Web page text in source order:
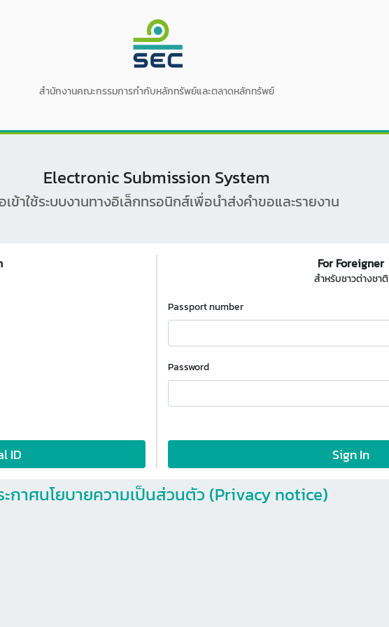
สำนักงานคณะกรรมการกำกับหลักทรัพย์และตลาดหลักทรัพย์
Electronic Submission System
เข้าใช้ระบบงานทางอิเล็กทรอนิกส์เพื่อนำส่งคำขอและรายงาน
ID
For Foreigner
สำหรับชาวต่างชาติ
Passport number
Password
Sign In
ะกาศนโยบายความเป็นส่วนตัว (Privacy notice)